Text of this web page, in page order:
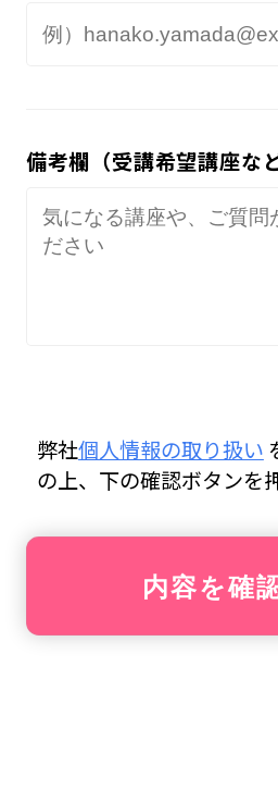
備考欄（受講希望講座など
弊社個人情報の取り扱い
の上、下の確認ボタンを